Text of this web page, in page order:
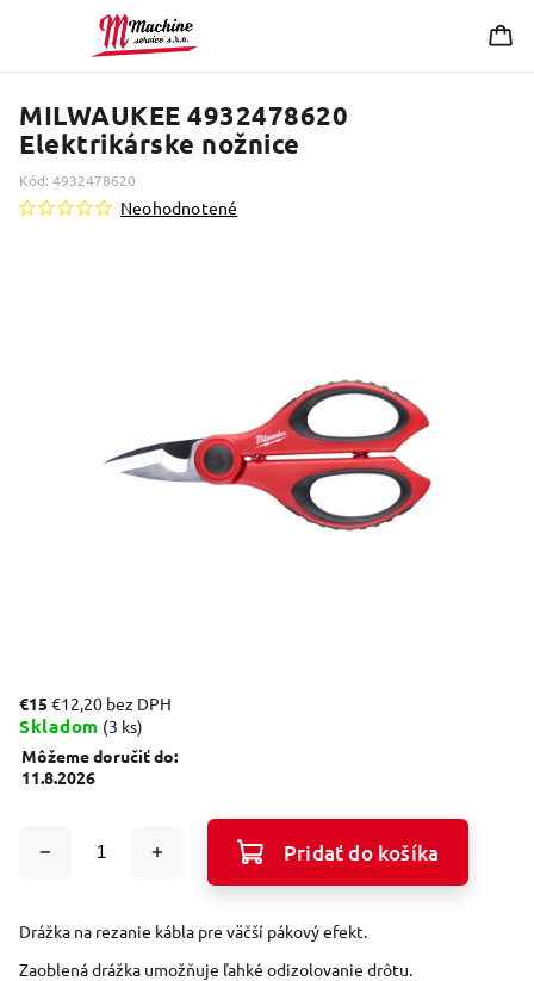
MILWAUKEE 4932478620
Elektrikárske nožnice
Kód: 4932478620
Neohodnotené
€15 €12,20 bez DPH
Skladom (3 ks)
Môžeme doručiť do:
11.8.2026
Pridať do košíka
Drážka na rezanie kábla pre väčší pákový efekt.
Zaoblená drážka umožňuje ľahké odizolovanie drôtu.